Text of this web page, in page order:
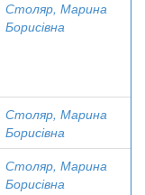
Столяр, Марина
Борисівна
Столяр, Марина
Борисівна
Столяр, Марина
Борисівна